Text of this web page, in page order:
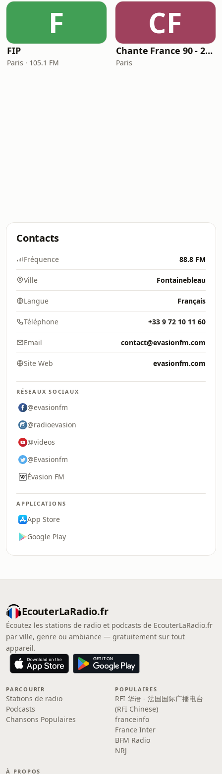
F
FIP
Paris · 105.1 FM
CF
Chante France 90 - 2000's
Paris
Contacts
Fréquence 88.8 FM
Ville Fontainebleau
Langue Français
Téléphone +33 9 72 10 11 60
Email contact@evasionfm.com
Site Web evasionfm.com
RÉSEAUX SOCIAUX
@evasionfm
@radioevasion
@videos
@Evasionfm
Évasion FM
APPLICATIONS
App Store
Google Play
EcouterLaRadio.fr
Écoutez les stations de radio et podcasts de EcouterLaRadio.fr
par ville, genre ou ambiance — gratuitement sur tout
appareil.
PARCOURIR
Stations de radio
Podcasts
Chansons Populaires
POPULAIRES
RFI 华语 - 法国国际广播电台
(RFI Chinese)
franceinfo
France Inter
BFM Radio
NRJ
À PROPOS